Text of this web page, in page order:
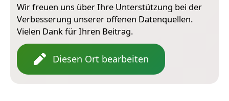
Wir freuen uns über Ihre Unterstützung bei der
Verbesserung unserer offenen Datenquellen.
Vielen Dank für Ihren Beitrag.
Diesen Ort bearbeiten